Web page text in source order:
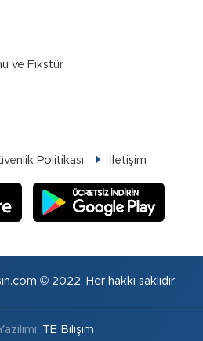
ve Fikstür
Politikası İletişim
© 2022. Her hakkı saklıdır.
TE Bilişim